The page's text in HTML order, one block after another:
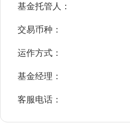
基金托管人：
交易币种：
运作方式：
基金经理：
客服电话：